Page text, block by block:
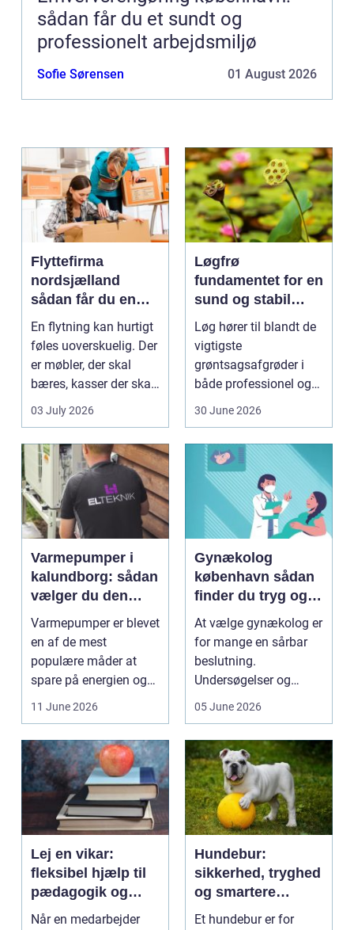
sådan får du et sundt og
professionelt arbejdsmiljø
Sofie Sørensen 01 August 2026
Flyttefirma
nordsjælland
sådan får du en
tryg og effektiv
flytning
En flytning kan hurtigt
føles uoverskuelig. Der
er møbler, der skal
bæres, kasser der skal
pakkes, o...
03 July 2026
Løgfrø
fundamentet for en
sund og stabil
løgavl
Løg hører til blandt de
vigtigste
grøntsagsafgrøder i
både professionel og
hobbybaseret
30 June 2026
Varmepumper i
kalundborg: sådan
vælger du den
rigtige løsning
Varmepumper er blevet
en af de mest
populære måder at
spare på energien og
få et bedre indeklima
11 June 2026
Gynækolog
københavn sådan
finder du tryg og
professionel hjælp
At vælge gynækolog er
for mange en sårbar
beslutning.
Undersøgelser og
behandlinger foregår i
05 June 2026
Lej en vikar:
fleksibel hjælp til
pædagogik og
sundhed
Når en medarbejder
Hundebur:
sikkerhed, tryghed
og smartere
hverdag med hund
Et hundebur er for